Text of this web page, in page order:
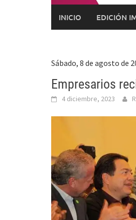
INICIO EDICIÓN
Sábado, 8 de agosto de
Empresarios
4 diciembre, 2023